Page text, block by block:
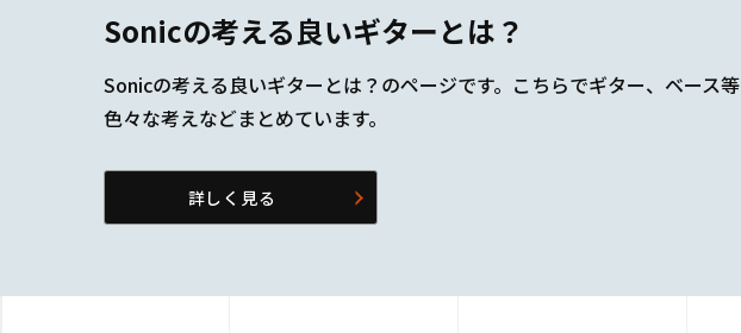
Sonicの考える良いギターとは？
Sonicの考える良いギターとは？のページです。こちらでギター、ベース等
色々な考えなどまとめています。
詳しく見る